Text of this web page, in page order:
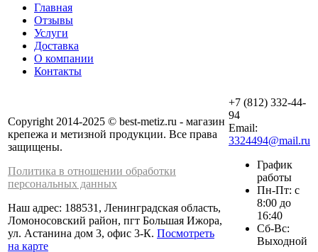
Главная
Отзывы
Услуги
Доставка
О компании
Контакты
Copyright 2014-2025 © best-metiz.ru - магазин
крепежа и метизной продукции. Все права
защищены.
Политика в отношении обработки
персональных данных
Наш адрес: 188531, Ленинградская область,
Ломоносовский район, пгт Большая Ижора,
ул. Астанина дом 3, офис 3-К. Посмотреть
на карте
+7 (812) 332-44-
94
Email:
3324494@mail.ru
График
работы
Пн-Пт: с
8:00 до
16:40
Сб-Вс:
Выходной